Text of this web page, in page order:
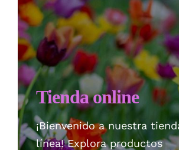
Checkout
Politica de privacidad
Tienda online
¡Bienvenido a nuestra
línea! Explora productos